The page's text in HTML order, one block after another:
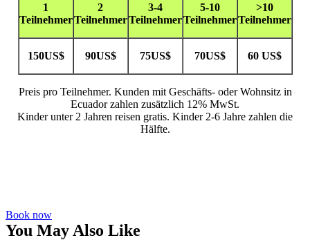
1
Teilnehmer
2
Teilnehmer
3-4
Teilnehmer
5-10
Teilnehmer
>10
Teilnehmer
150US$ 90US$ 75US$ 70US$ 60 US$
Preis pro Teilnehmer. Kunden mit Geschäfts- oder Wohnsitz in
Ecuador zahlen zusätzlich 12% MwSt.
Kinder unter 2 Jahren reisen gratis. Kinder 2-6 Jahre zahlen die
Hälfte.
Book now
You May Also Like